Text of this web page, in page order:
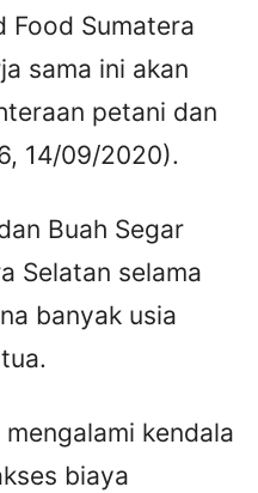
Food Sumatera
sama ini akan
petani dan
14/09/2020).
Buah Segar
Selatan selama
banyak usia
kendala
biaya